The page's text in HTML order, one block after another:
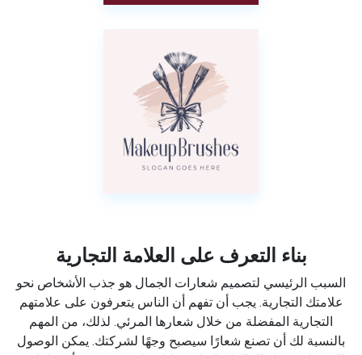
بناء التعرف على العلامة التجارية
السبب الرئيسي لتصميم شعارات الجمال هو جذب الأشخاص نحو
علامتك التجارية. يجب أن تفهم أن الناس يتعرفون على علامتهم
التجارية المفضلة من خلال شعارها المرئي. لذلك، من المهم
بالنسبة لك أن تصنع شعارًا سيصبح وجهًا لشركتك. يمكن الوصول